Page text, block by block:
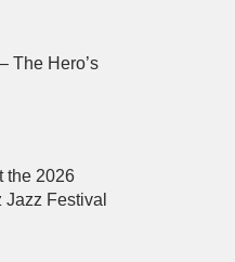
The Hero’s
the 2026
Festival